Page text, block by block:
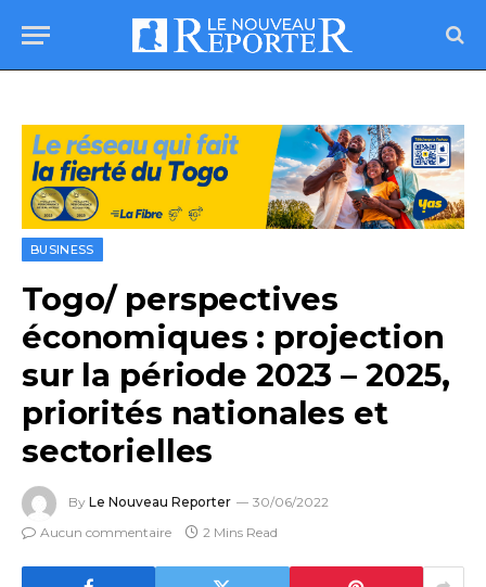
BUSINESS
Togo/ perspectives
économiques : projection
sur la période 2023 – 2025,
priorités nationales et
sectorielles
By Le Nouveau Reporter
30/06/2022
Aucun commentaire
2 Mins Read